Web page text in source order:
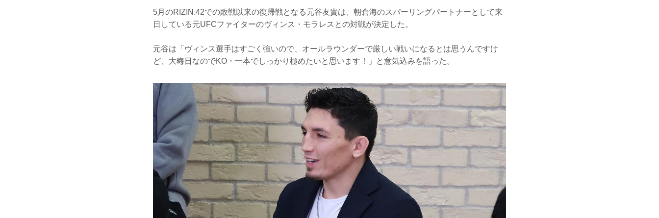
5月のRIZIN.42での敗戦以来の復帰戦となる元谷友貴は、朝倉海のスパーリングパートナーとして来
日している元UFCファイターのヴィンス・モラレスとの対戦が決定した。
元谷は「ヴィンス選手はすごく強いので、オールラウンダーで厳しい戦いになるとは思うんですけ
ど、大晦日なのでKO・一本でしっかり極めたいと思います！」と意気込みを語った。